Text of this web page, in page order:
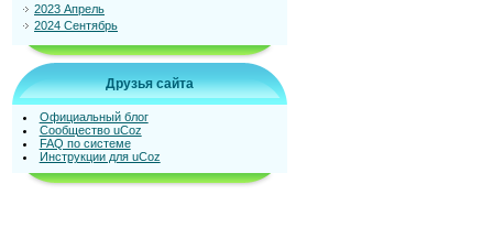
2023 Апрель
2024 Сентябрь
Друзья сайта
Официальный блог
Сообщество uCoz
FAQ по системе
Инструкции для uCoz